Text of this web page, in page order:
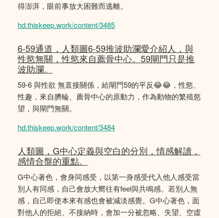
得澎湃，眼前事放大困難而逃離。
hd.thiskeep.work/content/3485
6-59通道，人類圖6-59推波助瀾愛介紹人，與
性慾無關，性慾來自薦骨中心。59閘門只是推
波助瀾。
59-6 與性欲 無直接關係，給閘門59的平反😂😂，性慾、
性趣，來自臍輪、薦骨中心的原動力，作為動物的繁殖慾
望，與閘門無關。
hd.thiskeep.work/content/3484
人類圖，G中心定義與空白的分別，情感解讀，
感情合盤的重點。
G中心著色，會身同感受，以第一身感受代入他人感受當
別人有同感，自己會放大嚮往有feel與共鳴感。若別人無
感，自己即使本來有感也會被減淡感覺。G中心著色，面
對他人的拒絕、不接納時，會加一分被忽略、失望、空虛